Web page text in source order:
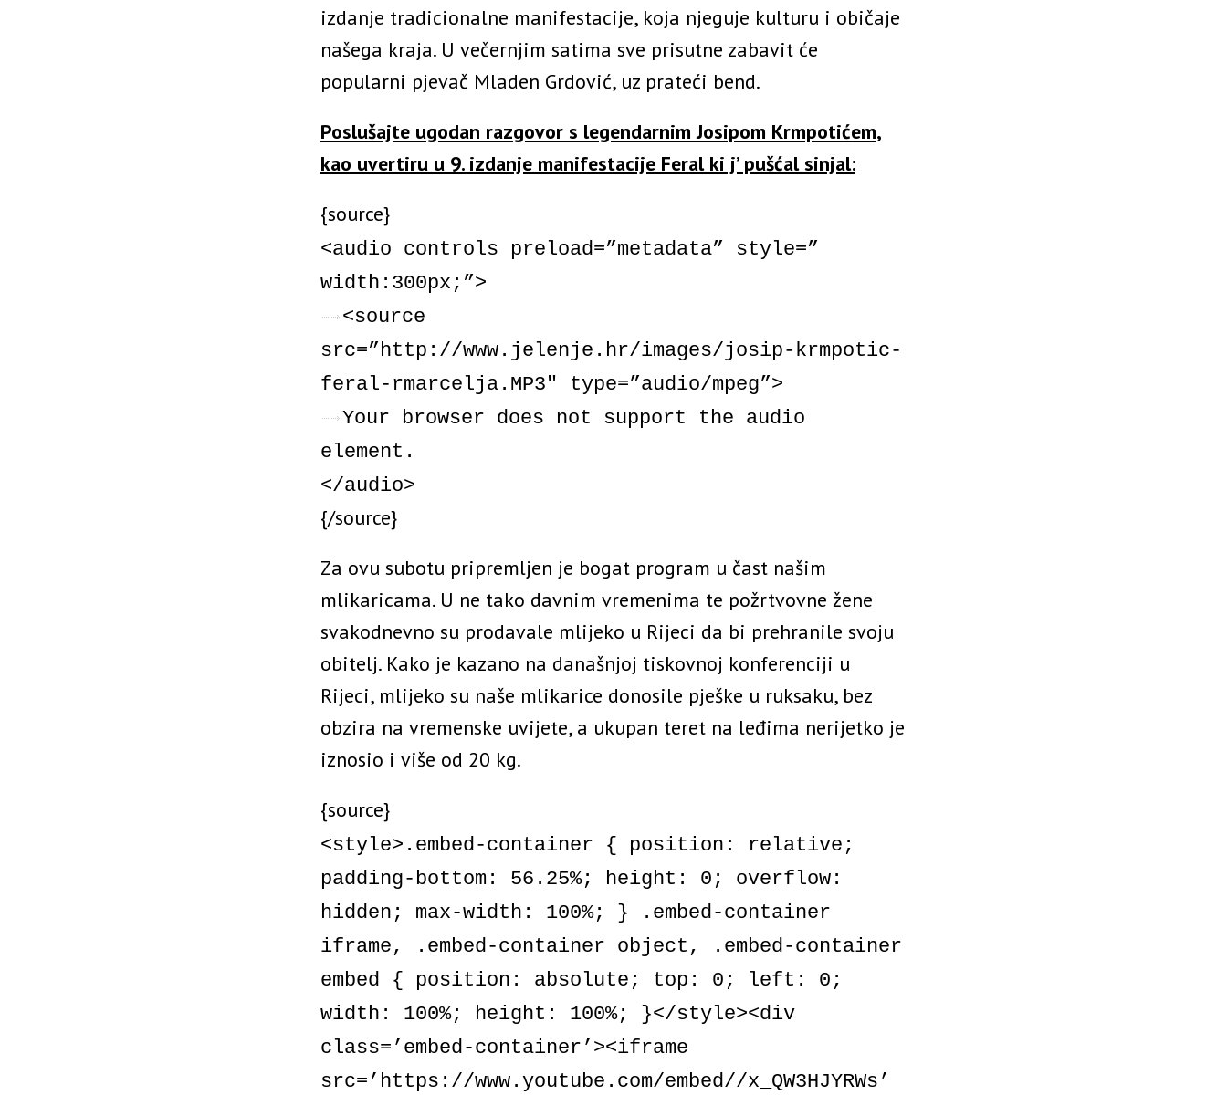
izdanje tradicionalne manifestacije, koja njeguje kulturu i običaje
našega kraja. U večernjim satima sve prisutne zabavit će
popularni pjevač Mladen Grdović, uz prateći bend.
Poslušajte ugodan razgovor s legendarnim Josipom Krmpotićem,
kao uvertiru u 9. izdanje manifestacije Feral ki j’ pušćal sinjal:
{source}
<audio controls preload=”metadata” style=”
width:300px;”>
<source
src=”http://www.jelenje.hr/images/josip-krmpotic-
feral-rmarcelja.MP3″ type=”audio/mpeg”>
Your browser does not support the audio
element.
</audio>
{/source}
Za ovu subotu pripremljen je bogat program u čast našim
mlikaricama. U ne tako davnim vremenima te požrtvovne žene
svakodnevno su prodavale mlijeko u Rijeci da bi prehranile svoju
obitelj. Kako je kazano na današnjoj tiskovnoj konferenciji u
Rijeci, mlijeko su naše mlikarice donosile pješke u ruksaku, bez
obzira na vremenske uvijete, a ukupan teret na leđima nerijetko je
iznosio i više od 20 kg.
{source}
<style>.embed-container { position: relative;
padding-bottom: 56.25%; height: 0; overflow:
hidden; max-width: 100%; } .embed-container
iframe, .embed-container object, .embed-container
embed { position: absolute; top: 0; left: 0;
width: 100%; height: 100%; }</style><div
class=’embed-container’><iframe
src=’https://www.youtube.com/embed//x_QW3HJYRWs’